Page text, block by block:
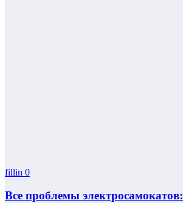
fillin 0
Все проблемы электросамокатов: